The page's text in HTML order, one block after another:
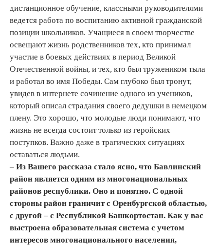
дистанционное обучение, классными руководителями
ведется работа по воспитанию активной гражданской
позиции школьников. Учащиеся в своем творчестве
освещают жизнь родственников тех, кто принимал
участие в боевых действиях в период Великой
Отечественной войны, и тех, кто был тружеником тыла
и работал во имя Победы. Сам глубоко был тронут,
увидев в интернете сочинение одного из учеников,
который описал страдания своего дедушки в немецком
плену. Это хорошо, что молодые люди понимают, что
жизнь не всегда состоит только из геройских
поступков. Важно даже в трагических ситуациях
оставаться людьми.
– Из Вашего рассказа стало ясно, что Бавлинский
район является одним из многонациональных
районов республики. Оно и понятно. С одной
стороны район граничит с Оренбургской областью,
с другой – с Республикой Башкортостан. Как у вас
выстроена образовательная система с учетом
интересов многонационального населения,